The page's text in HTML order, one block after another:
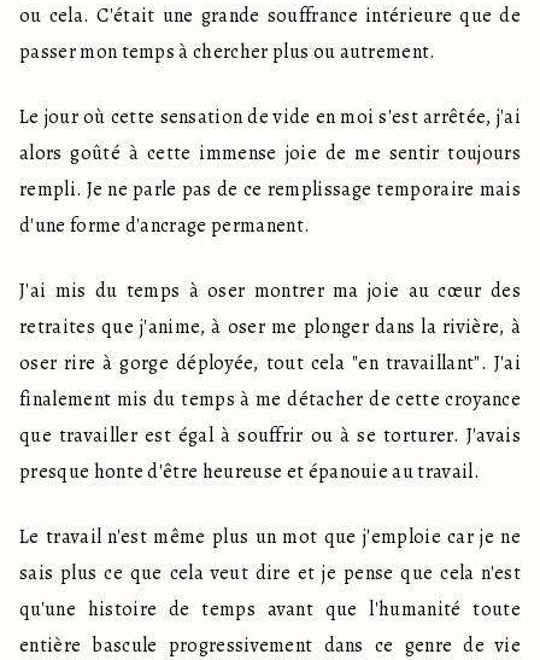
ou cela. C'était une grande souffrance intérieure que de
passer mon temps à chercher plus ou autrement.
Le jour où cette sensation de vide en moi s'est arrêtée, j'ai
alors goûté à cette immense joie de me sentir toujours
rempli. Je ne parle pas de ce remplissage temporaire mais
d'une forme d'ancrage permanent.
J'ai mis du temps à oser montrer ma joie au cœur des
retraites que j'anime, à oser me plonger dans la rivière, à
oser rire à gorge déployée, tout cela "en travaillant". J'ai
finalement mis du temps à me détacher de cette croyance
que travailler est égal à souffrir ou à se torturer. J'avais
presque honte d'être heureuse et épanouie au travail.
Le travail n'est même plus un mot que j'emploie car je ne
sais plus ce que cela veut dire et je pense que cela n'est
qu'une histoire de temps avant que l'humanité toute
entière bascule progressivement dans ce genre de vie